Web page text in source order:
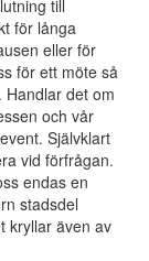
till
för långa
eller för
för ett möte så
Handlar det om
och vår
Självklart
vid förfrågan.
endas en
stadsdel
kryllar även av